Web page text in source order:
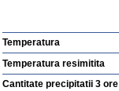
Temperatura
Temperatura resimitita
Cantitate precipitatii 3 ore